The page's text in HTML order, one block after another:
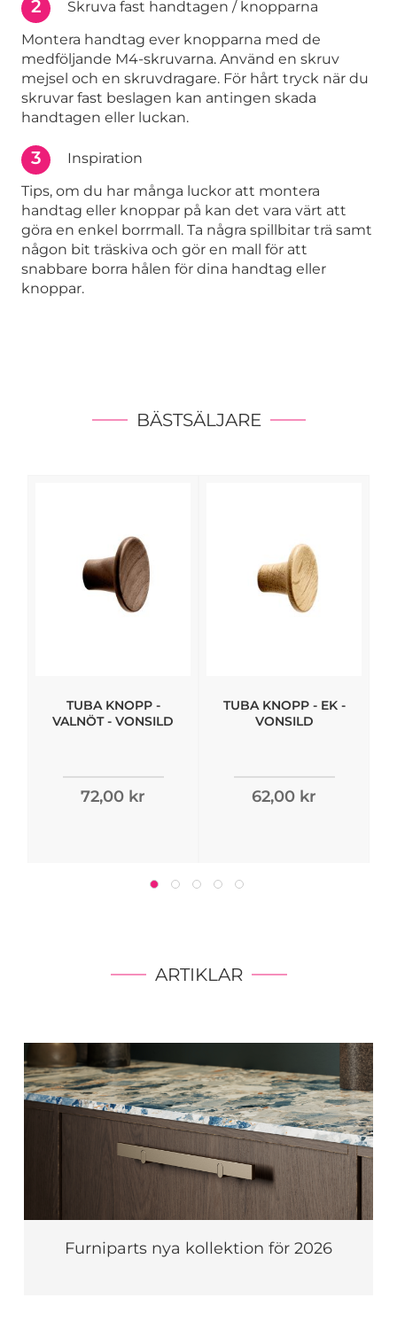
2
Skruva fast handtagen / knopparna
Montera handtag ever knopparna med de
medföljande M4-skruvarna. Använd en skruv
mejsel och en skruvdragare. För hårt tryck när du
skruvar fast beslagen kan antingen skada
handtagen eller luckan.
3
Inspiration
Tips, om du har många luckor att montera
handtag eller knoppar på kan det vara värt att
göra en enkel borrmall. Ta några spillbitar trä samt
någon bit träskiva och gör en mall för att
snabbare borra hålen för dina handtag eller
knoppar.
BÄSTSÄLJARE
TUBA KNOPP -
VALNÖT - VONSILD
72,00 kr
TUBA KNOPP - EK -
VONSILD
62,00 kr
ARTIKLAR
Furniparts nya kollektion för 2026